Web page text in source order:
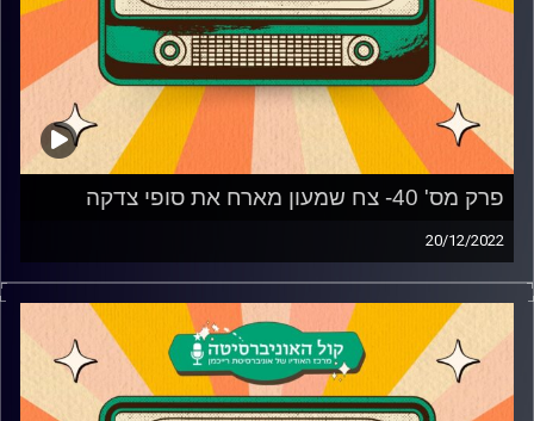
פרק מס' 40- צח שמעון מארח את סופי צדקה
20/12/2022
סופי צדקה מגיעה לאולפן פלאשבק כדי לספר על האודישן
לבית הספר למשחק של יורם לווינשטיין ששינה את חייה,
התפקיד בטלנובלה המצליחה "לחיי האהבה" שהביא לה את
הפריצה הגדולה מה באמת קרה עם מה קשור בפסטיגל גיבורי